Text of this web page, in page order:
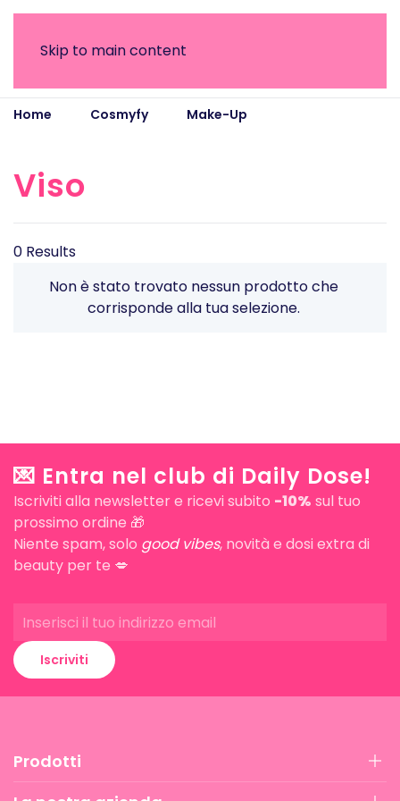
Skip to main content
Home Cosmyfy Make-Up
Viso
0 Results
Non è stato trovato nessun prodotto che
corrisponde alla tua selezione.
💌 Entra nel club di Daily Dose!
Iscriviti alla newsletter e ricevi subito -10% sul tuo
prossimo ordine 🎁
Niente spam, solo good vibes, novità e dosi extra di
beauty per te 💋
Iscriviti
Prodotti